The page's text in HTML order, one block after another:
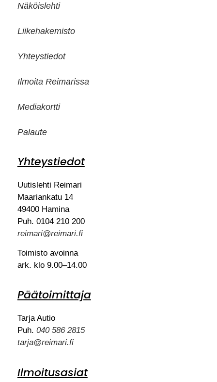
Näköislehti
Liikehakemisto
Yhteystiedot
Ilmoita Reimarissa
Mediakortti
Palaute
Yhteystiedot
Uutislehti Reimari
Maariankatu 14
49400 Hamina
Puh. 0104 210 200
reimari@reimari.fi
Toimisto avoinna
ark. klo 9.00–14.00
Päätoimittaja
Tarja Autio
Puh. 040 586 2815
tarja@reimari.fi
Ilmoitusasiat